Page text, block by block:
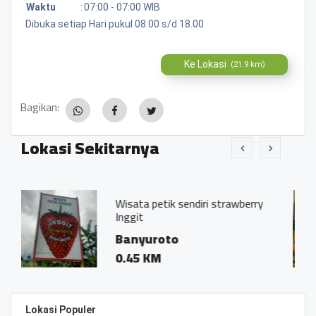
Waktu
:07:00 - 07:00 WIB
Dibuka setiap Hari pukul 08.00 s/d 18.00
Ke Lokasi (21.9 km)
Bagikan:
Lokasi Sekitarnya
Wisata petik sendiri strawberry
Inggit
Banyuroto
0.45 KM
Lokasi Populer